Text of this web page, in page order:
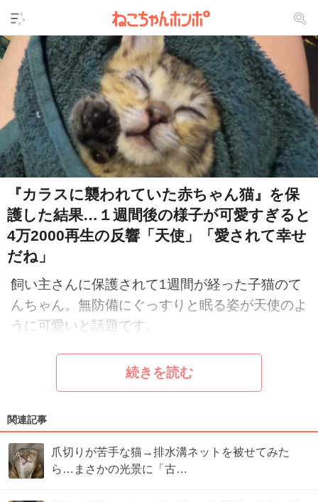
『カラスに襲われていた赤ちゃん猫』を保
護した結果…１週間後の様子が可愛すぎると
4万2000再生の反響「天使」「愛されて幸せ
だね」
飼い主さんに保護されて1週間が経った子猫のて
んちゃん。無防備にぐっすりと眠る姿が天使のよ
うに可愛いと話題です。
続きを読む
関連記事
爪切りが苦手な猫→排水溝ネットを被せてみた
ら…まさかの光景に「古…